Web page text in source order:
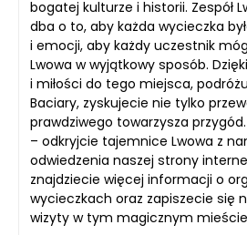
bogatej kulturze i historii. Zespół
dba o to, aby każda wycieczka
i emocji, aby każdy uczestnik
Lwowa w wyjątkowy sposób.
i miłości do tego miejsca,
Baciary, zyskujecie nie tylko
prawdziwego towarzysza przygód.
– odkryjcie tajemnice Lwowa z
odwiedzenia naszej strony
znajdziecie więcej informacji o
wycieczkach oraz zapiszecie się
wizyty w tym magicznym